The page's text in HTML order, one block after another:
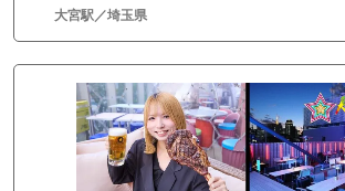
大宮駅／埼玉県